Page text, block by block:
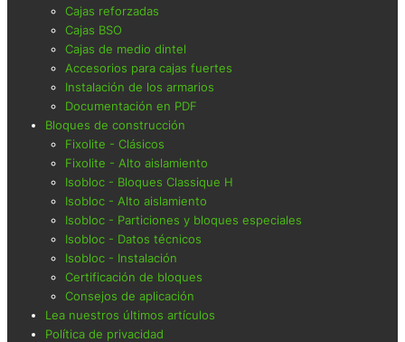
Cajas reforzadas
Cajas BSO
Cajas de medio dintel
Accesorios para cajas fuertes
Instalación de los armarios
Documentación en PDF
Bloques de construcción
Fixolite - Clásicos
Fixolite - Alto aislamiento
Isobloc - Bloques Classique H
Isobloc - Alto aislamiento
Isobloc - Particiones y bloques especiales
Isobloc - Datos técnicos
Isobloc - Instalación
Certificación de bloques
Consejos de aplicación
Lea nuestros últimos artículos
Política de privacidad